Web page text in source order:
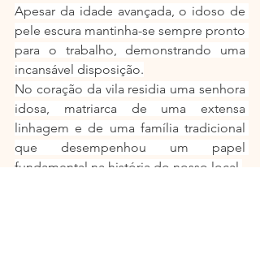
Apesar da idade avançada, o idoso de
pele escura mantinha-se sempre pronto
para o trabalho, demonstrando uma
incansável disposição.
No coração da vila residia uma senhora
idosa, matriarca de uma extensa
linhagem e de uma família tradicional
que desempenhou um papel
fundamental na história do nosso local.